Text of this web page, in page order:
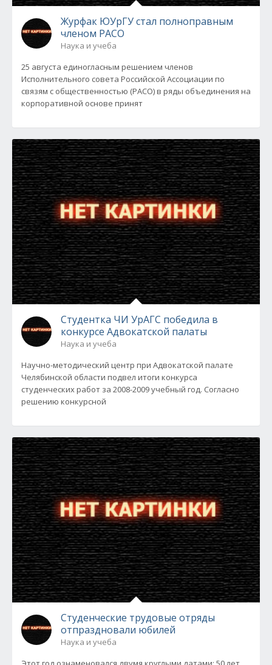
Журфак ЮУрГУ стал полноправным
членом РАСО
Наука и учеба
25 августа единогласным решением членов
Исполнительного совета Российской Ассоциации по
связям с общественностью (РАСО) в ряды объединения на
корпоративной основе принят
Студентка ЧИ УрАГС победила в
конкурсе Адвокатской палаты
Наука и учеба
Научно-методический центр при Адвокатской палате
Челябинской области подвел итоги конкурса
студенческих работ за 2008-2009 учебный год. Согласно
решению конкурсной
Студенческие трудовые отряды
отпраздновали юбилей
Наука и учеба